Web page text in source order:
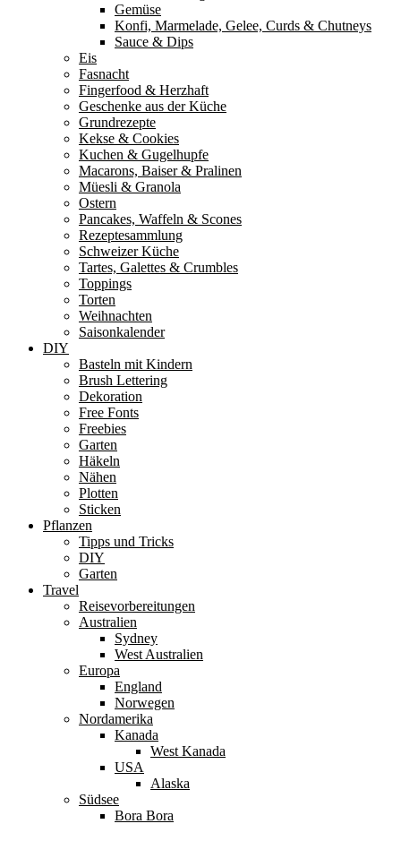
Gemüse
Konfi, Marmelade, Gelee, Curds & Chutneys
Sauce & Dips
Eis
Fasnacht
Fingerfood & Herzhaft
Geschenke aus der Küche
Grundrezepte
Kekse & Cookies
Kuchen & Gugelhupfe
Macarons, Baiser & Pralinen
Müesli & Granola
Ostern
Pancakes, Waffeln & Scones
Rezeptesammlung
Schweizer Küche
Tartes, Galettes & Crumbles
Toppings
Torten
Weihnachten
Saisonkalender
DIY
Basteln mit Kindern
Brush Lettering
Dekoration
Free Fonts
Freebies
Garten
Häkeln
Nähen
Plotten
Sticken
Pflanzen
Tipps und Tricks
DIY
Garten
Travel
Reisevorbereitungen
Australien
Sydney
West Australien
Europa
England
Norwegen
Nordamerika
Kanada
West Kanada
USA
Alaska
Südsee
Bora Bora